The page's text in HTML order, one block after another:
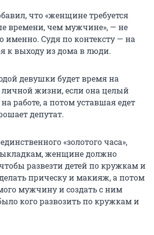
что «женщине требуется
времени, чем мужчине», — не
именно. Судя по контексту — на
к выходу из дома в люди.
девушки будет время на
жизни, если она целый
работе, а потом уставшая едет
депутат.
«золотого часа»,
женщине должно
развезти детей по кружкам и
прическу и макияж, а потом
мужчину и создать с ним
кого развозить по кружкам и